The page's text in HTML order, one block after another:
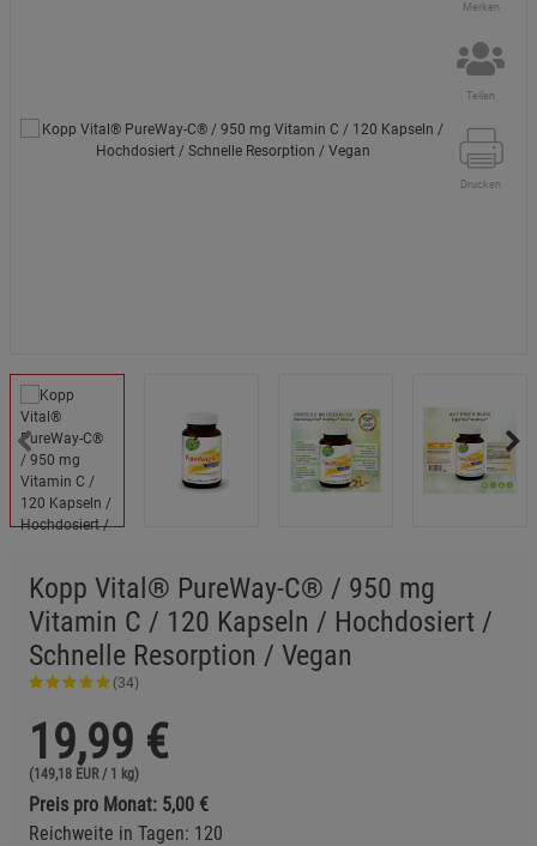
Merken
Teilen
Drucken
Kopp Vital® PureWay-C® / 950 mg
Vitamin C / 120 Kapseln / Hochdosiert /
Schnelle Resorption / Vegan
(34)
19,99 €
(149,18 EUR / 1 kg)
Preis pro Monat: 5,00 €
Reichweite in Tagen: 120